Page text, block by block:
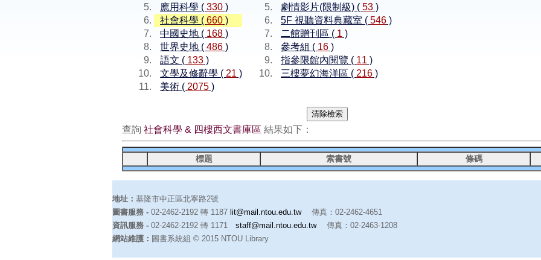
應用科學 (330 )
社會科學 (660 )
中國史地 ( 168 )
世界史地 (486 )
語文 ( 133 )
文學及修辭學 ( 21 )
美術 ( 2075 )
劇情影片(限制級) (53 )
5F 視聽資料典藏室 (546 )
二館贈刊區 ( 1 )
參考組 ( 16 )
指參限館內閱覽 ( 11 )
三樓夢幻海洋區 ( 216 )
查詢社會科學 & 四樓西文書庫區 結果如下：
標題 索書號 條碼
地址：基隆市中正區北寧路2號
圖書服務 -02-2462-2192 轉 1187 lit@mail.ntou.edu.tw傳真：02-2462-4651
資訊服務 -02-2462-2192 轉 1171staff@mail.ntou.edu.tw傳真：02-2463-1208
網站維護： 圖書系統組 © 2015 NTOU Library